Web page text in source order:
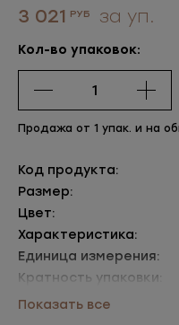
3 021 РУБ за уп.
Кол-во упаковок:
Продажа от 1 упак. и на
Код продукта:
Размер:
Цвет:
Характеристика:
Единица измерения:
Кратность упаковки:
Упаковки:
Показать все